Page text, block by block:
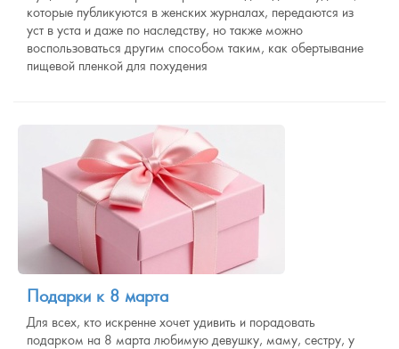
которые публикуются в женских журналах, передаются из
уст в уста и даже по наследству, но также можно
воспользоваться другим способом таким, как обертывание
пищевой пленкой для похудения
Подарки к 8 марта
Для всех, кто искренне хочет удивить и порадовать
подарком на 8 марта любимую девушку, маму, сестру, у